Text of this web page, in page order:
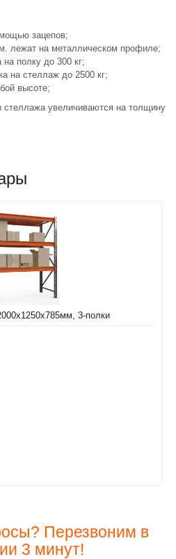
зацепов;
лежат на металлическом профиле;
на полку до 300 кг;
на стеллаж до 2500 кг;
высоте;
увеличиваются на толщину
3-полки
Перезвоним в
3 минут!